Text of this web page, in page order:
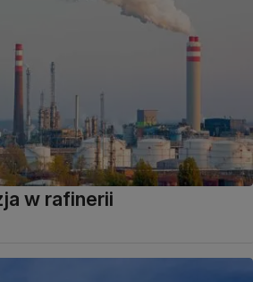
w rafinerii